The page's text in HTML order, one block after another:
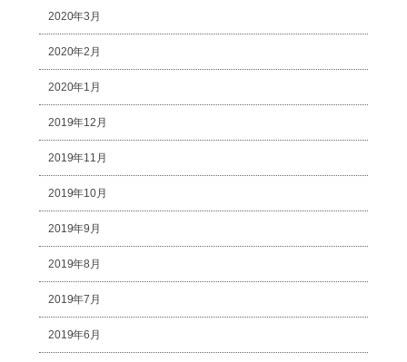
2020年3月
2020年2月
2020年1月
2019年12月
2019年11月
2019年10月
2019年9月
2019年8月
2019年7月
2019年6月